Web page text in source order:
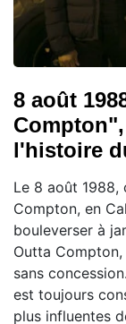
8 août
l'histoire
Le 8 août 1988,
Compton, en
bouleverser à
Outta Compton,
sans
est toujours
plus influentes